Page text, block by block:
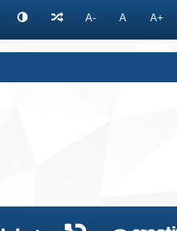
A- A A+